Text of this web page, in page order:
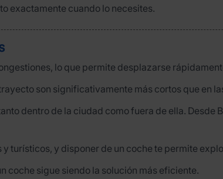
exactamente cuando lo necesites.
lo que permite desplazarse
son significativamente más cortos que en
dentro de la ciudad como fuera de ella. Desde
turísticos, y disponer de un coche te permite
coche sigue siendo la solución más eficiente.